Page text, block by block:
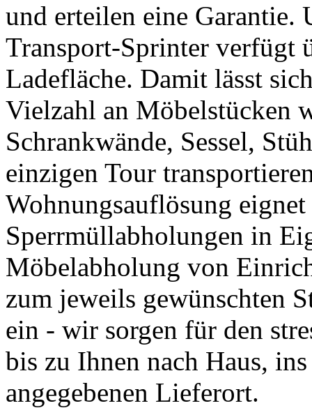
und erteilen eine Garantie.
Transport-Sprinter verfügt
Ladefläche. Damit lässt
Vielzahl an Möbelstücken
Schrankwände, Sessel,
einzigen Tour
Wohnungsauflösung
Sperrmüllabholungen in
Möbelabholung von
zum jeweils gewünschten
ein - wir sorgen für den
bis zu Ihnen nach Haus,
angegebenen Lieferort.